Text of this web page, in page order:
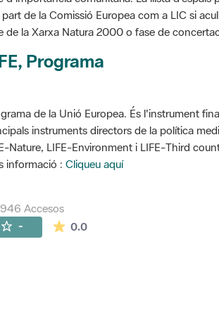
de la Comissió Europea com a LIC si
de la Xarxa Natura 2000 o fase de
Programa
de la Unió Europea. És l'instrument
instruments directors de la política
Nature, LIFE-Environment i LIFE-Third
informació : Cliqueu aquí
Accesos
- 0.0La valoración media es de 0